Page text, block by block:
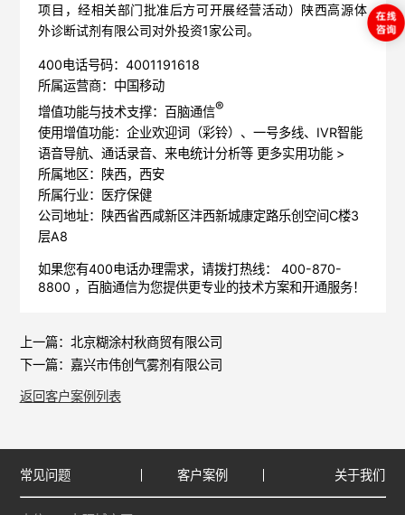
项目，经相关部门批准后方可开展经营活动）陕西高源体
外诊断试剂有限公司对外投资1家公司。
400电话号码：4001191618
所属运营商：中国移动
增值功能与技术支撑：百脑通信®
使用增值功能：企业欢迎词（彩铃）、一号多线、IVR智能
语音导航、通话录音、来电统计分析等 更多实用功能 >
所属地区：陕西，西安
所属行业：医疗保健
公司地址：陕西省西咸新区沣西新城康定路乐创空间C楼3
层A8
如果您有400电话办理需求，请拨打热线： 400-870-
8800 ， 百脑通信为您提供更专业的技术方案和开通服务！
上一篇： 北京糊涂村秋商贸有限公司
下一篇： 嘉兴市伟创气雾剂有限公司
返回客户案例列表
常见问题 客户案例 关于我们